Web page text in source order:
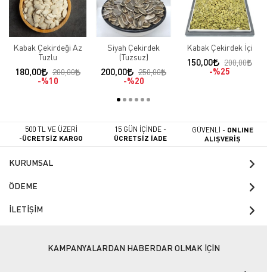
Kabak Çekirdeği Az
Tuzlu
180,00
200,00
%10
Siyah Çekirdek
(Tuzsuz)
200,00
250,00
%20
Kabak Çekirdek İçi
150,00
200,00
%25
500 TL VE ÜZERİ
-ÜCRETSİZ KARGO
15 GÜN İÇİNDE -
ÜCRETSİZ İADE
GÜVENLİ - ONLINE
ALIŞVERİŞ
KURUMSAL
ÖDEME
İLETİŞİM
KAMPANYALARDAN HABERDAR OLMAK İÇİN